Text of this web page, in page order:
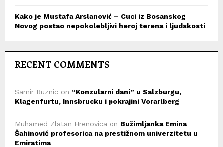
Kako je Mustafa Arslanović – Cuci iz Bosanskog
Novog postao nepokolebljivi heroj terena i ljudskosti
RECENT COMMENTS
Samir Ruznic on “Konzularni dani” u Salzburgu,
Klagenfurtu, Innsbrucku i pokrajini Vorarlberg
Muhamed Zlatan Hrenovica on Bužimljanka Emina
Šahinović profesorica na prestižnom univerzitetu u
Emiratima